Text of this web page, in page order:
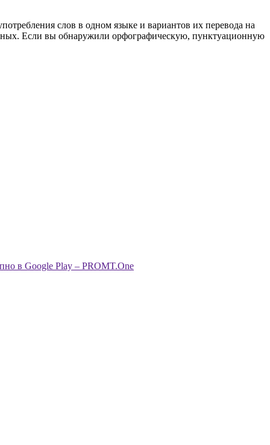
слов в одном языке и вариантов их перевода на
Если вы обнаружили орфографическую, пунктуационную